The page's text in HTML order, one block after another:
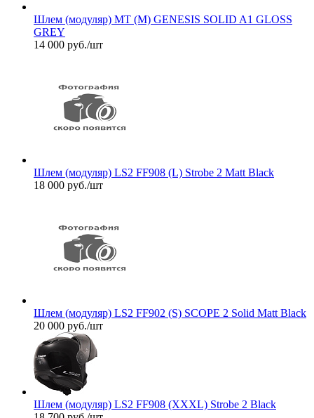
Шлем (модуляр) MT (M) GENESIS SOLID A1 GLOSS
GREY
14 000 руб./шт
Шлем (модуляр) LS2 FF908 (L) Strobe 2 Matt Black
18 000 руб./шт
Шлем (модуляр) LS2 FF902 (S) SCOPE 2 Solid Matt Black
20 000 руб./шт
Шлем (модуляр) LS2 FF908 (XXXL) Strobe 2 Black